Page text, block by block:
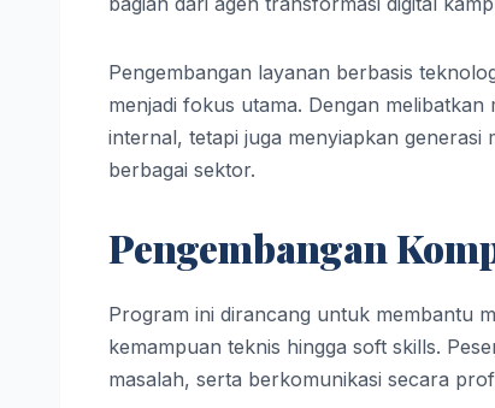
Pengembangan layanan berbasis
menjadi fokus utama. Dengan
internal, tetapi juga menyiapkan generasi
berbagai sektor.
Pengembangan
Program ini dirancang untuk membantu
kemampuan teknis hingga soft skills.
masalah, serta berkomunikasi secara